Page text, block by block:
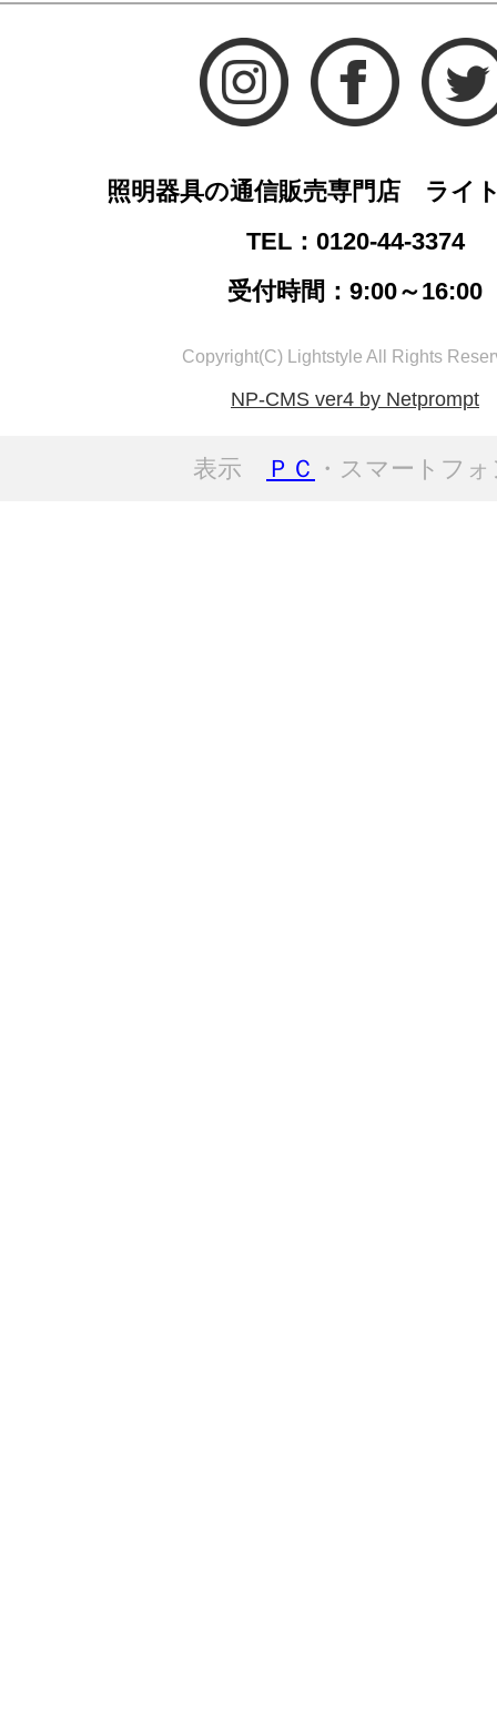
照明器具の通信販売専門店 ライ
TEL：0120-44-3374
受付時間：9:00～16:00
Copyright(C) Lightstyle All Rights
NP-CMS ver4 by Netprompt
表示 ＰＣ ・スマートフ